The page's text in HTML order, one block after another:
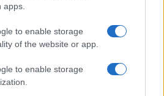
to enable storage
of the website or app.
to enable storage